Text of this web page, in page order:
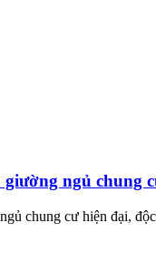
giường ngủ chung
chung cư hiện đại,